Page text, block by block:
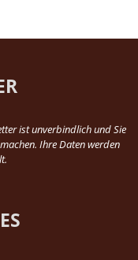
ist unverbindlich und Sie
Ihre Daten werden